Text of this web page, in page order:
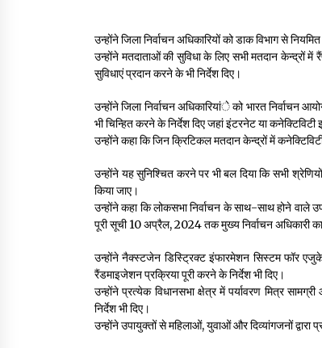
उन्होंने जिला निर्वाचन अधिकारियों को डाक विभाग से
उन्होंने मतदाताओं की सुविधा के लिए सभी मतदान केन्द्रों
सुविधाएं प्रदान करने के भी निर्देश दिए।
उन्होंने जिला निर्वाचन अधिकारियांे को भारत निर्वाचन
भी चिन्हित करने के निर्देश दिए जहां इंटरनेट या
उन्होंने कहा कि जिन क्रिटिकल मतदान केन्द्रों में
उन्होंने यह सुनिश्चित करने पर भी बल दिया कि सभी
किया जाए।
उन्होंने कहा कि लोकसभा निर्वाचन के साथ-साथ होने
पूरी सूची 10 अप्रैल, 2024 तक मुख्य निर्वाचन अधिकारी
उन्होंने नैक्स्टजेन डिस्ट्रिक्ट इंफारमेशन सिस्टम फॉर
रैंडमाइजेशन प्रक्रिया पूरी करने के निर्देश भी दिए।
उन्होंने प्रत्येक विधानसभा क्षेत्र में पर्यावरण मित्र
निर्देश भी दिए।
उन्होंने उपायुक्तों से महिलाओं, युवाओं और दिव्यांगजनों द्वारा